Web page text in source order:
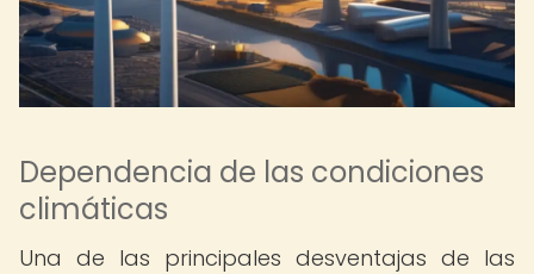
Dependencia de las condiciones
climáticas
Una de las principales desventajas de las